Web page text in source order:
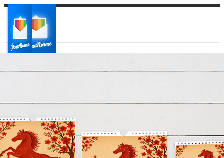
Ваш регион доставки
Выберите из списка: